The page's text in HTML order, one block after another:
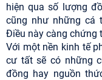
hiện qua số lượng
cũng như những cá
Điều này càng chứng
Với một nền kinh tế
cư tất sẽ có những
đồng hay nguồn